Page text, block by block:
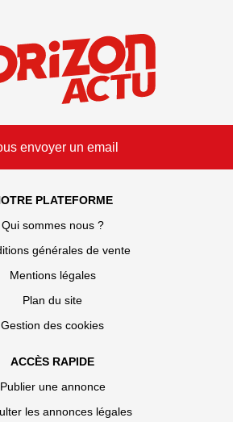
envoyer un email
PLATEFORME
Qui sommes nous ?
générales de vente
Mentions légales
Plan du site
Gestion des cookies
ACCÈS RAPIDE
Publier une annonce
les annonces légales